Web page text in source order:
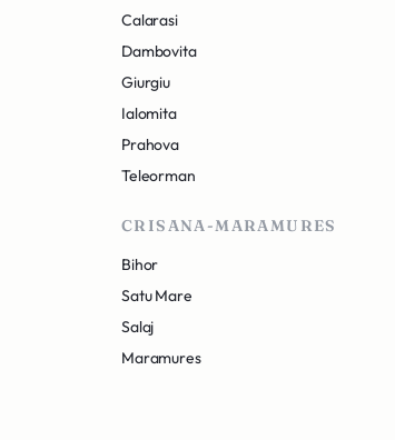
Calarasi
Dambovita
Giurgiu
Ialomita
Prahova
Teleorman
CRISANA-MARAMURES
Bihor
Satu Mare
Salaj
Maramures